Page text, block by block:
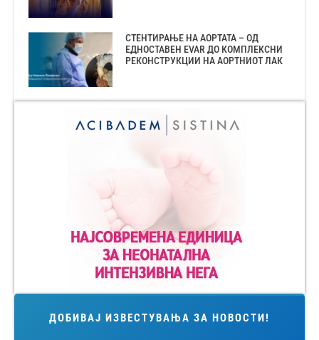
СТЕНТИРАЊЕ НА АОРТАТА – ОД
ЕДНОСТАВЕН EVAR ДО КОМПЛЕКСНИ
РЕКОНСТРУКЦИИ НА АОРТНИОТ ЛАК
ДОБИВАЈ ИЗВЕСТУВАЊА ЗА НОВОСТИ!